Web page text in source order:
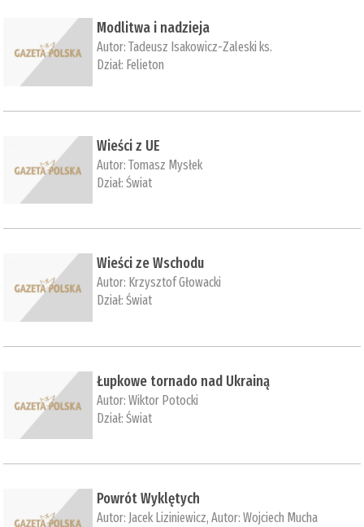
Modlitwa i nadzieja
Autor:Tadeusz Isakowicz-Zaleski ks.
Dział: Felieton
Wieści z UE
Autor:Tomasz Mysłek
Dział:Świat
Wieści ze Wschodu
Autor: Krzysztof Głowacki
Dział:Świat
Łupkowe tornado nad Ukrainą
Autor:Wiktor Potocki
Dział:Świat
Powrót Wyklętych
Autor: Jacek Liziniewicz, Autor:Wojciech Mucha